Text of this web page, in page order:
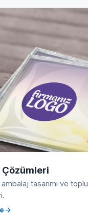
Çözümleri
tasarımı ve toplu